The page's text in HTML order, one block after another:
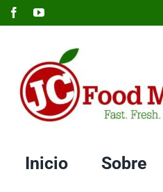
FacebookYouTube
Inicio Sobre